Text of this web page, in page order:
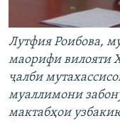
Лутфия Роибова,
маорифи вилояти
ҷалби
муаллимони
мактабҳои